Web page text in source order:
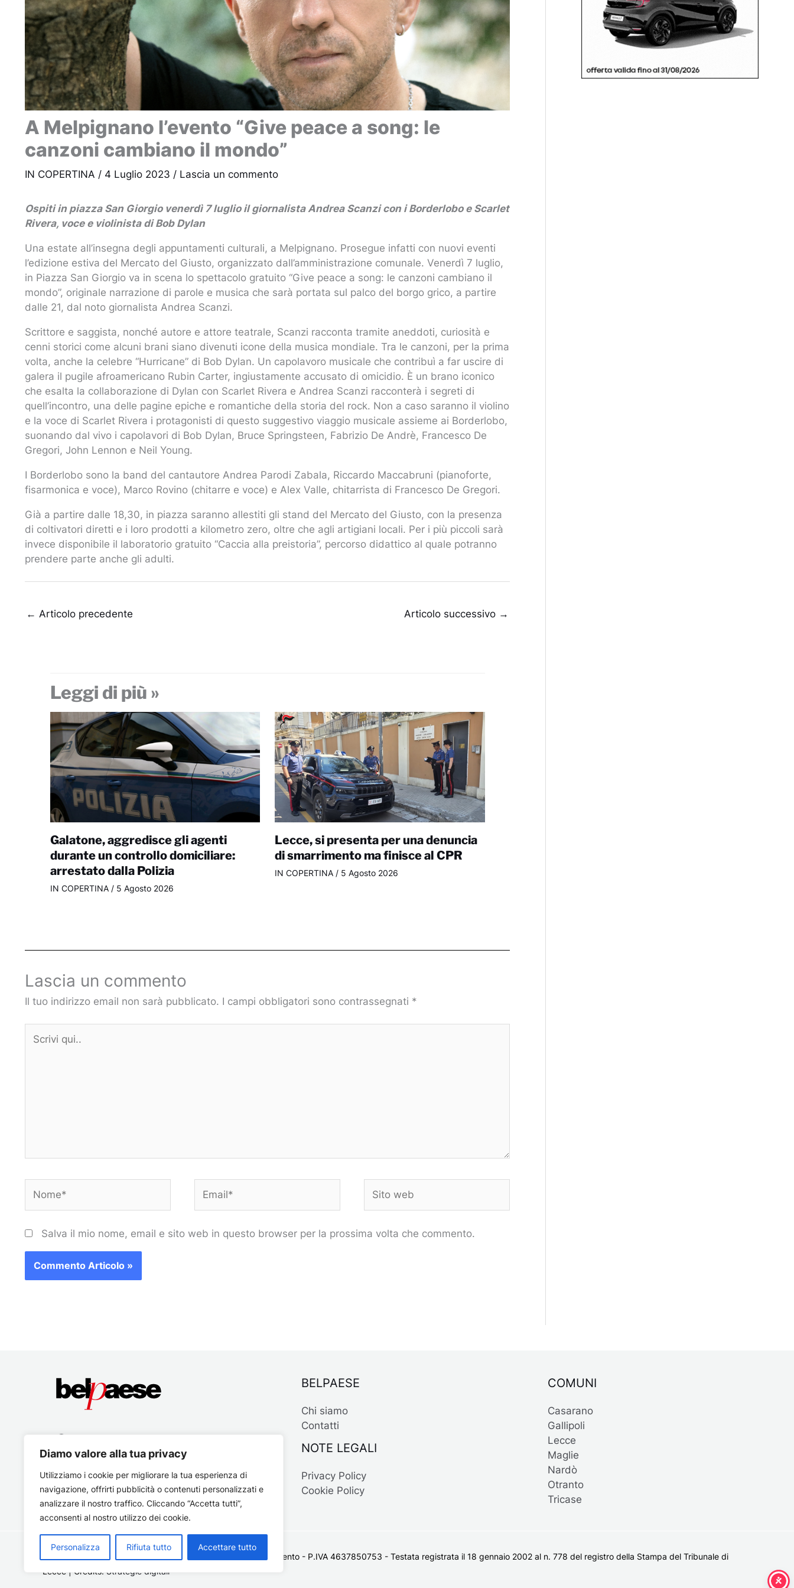
Diamo valore alla tua privacy
Utilizziamo i cookie per migliorare la tua esperienza di
navigazione, offrirti pubblicità o contenuti personalizzati e
analizzare il nostro traffico. Cliccando “Accetta tutti”,
acconsenti al nostro utilizzo dei cookie.
Personalizza Rifiuta tutto Accettare tutto
A Melpignano l’evento “Give peace a song: le
canzoni cambiano il mondo”
IN COPERTINA / 4 Luglio 2023 / Lascia un commento
Ospiti in piazza San Giorgio venerdì 7 luglio il giornalista Andrea Scanzi con i Borderlobo e Scarlet
Rivera, voce e violinista di Bob Dylan
Una estate all’insegna degli appuntamenti culturali, a Melpignano. Prosegue infatti con nuovi eventi
l’edizione estiva del Mercato del Giusto, organizzato dall’amministrazione comunale. Venerdì 7 luglio,
in Piazza San Giorgio va in scena lo spettacolo gratuito “Give peace a song: le canzoni cambiano il
mondo”, originale narrazione di parole e musica che sarà portata sul palco del borgo grico, a partire
dalle 21, dal noto giornalista Andrea Scanzi.
Scrittore e saggista, nonché autore e attore teatrale, Scanzi racconta tramite aneddoti, curiosità e
cenni storici come alcuni brani siano divenuti icone della musica mondiale. Tra le canzoni, per la prima
volta, anche la celebre “Hurricane” di Bob Dylan. Un capolavoro musicale che contribuì a far uscire di
galera il pugile afroamericano Rubin Carter, ingiustamente accusato di omicidio. È un brano iconico
che esalta la collaborazione di Dylan con Scarlet Rivera e Andrea Scanzi racconterà i segreti di
quell’incontro, una delle pagine epiche e romantiche della storia del rock. Non a caso saranno il violino
e la voce di Scarlet Rivera i protagonisti di questo suggestivo viaggio musicale assieme ai Borderlobo,
suonando dal vivo i capolavori di Bob Dylan, Bruce Springsteen, Fabrizio De Andrè, Francesco De
Gregori, John Lennon e Neil Young.
I Borderlobo sono la band del cantautore Andrea Parodi Zabala, Riccardo Maccabruni (pianoforte,
fisarmonica e voce), Marco Rovino (chitarre e voce) e Alex Valle, chitarrista di Francesco De Gregori.
Già a partire dalle 18,30, in piazza saranno allestiti gli stand del Mercato del Giusto, con la presenza
di coltivatori diretti e i loro prodotti a kilometro zero, oltre che agli artigiani locali. Per i più piccoli sarà
invece disponibile il laboratorio gratuito “Caccia alla preistoria”, percorso didattico al quale potranno
prendere parte anche gli adulti.
← Articolo precedente Articolo successivo →
Leggi di più »
Galatone, aggredisce gli agenti
durante un controllo domiciliare:
arrestato dalla Polizia
IN COPERTINA/ 5 Agosto 2026
Lecce, si presenta per una denuncia
di smarrimento ma finisce al CPR
IN COPERTINA / 5 Agosto 2026
Lascia un commento
Il tuo indirizzo email non sarà pubblicato. I campi obbligatori sono contrassegnati *
qui..
web
Salva il mio nome, email e sito web in questo browser per la prossima volta che commento.
BELPAESE
Chi siamo
Contatti
NOTE LEGALI
Privacy Policy
Cookie Policy
COMUNI
Casarano
Gallipoli
Lecce
Maglie
Nardò
Otranto
Tricase
Copyright © 2026 Belpaese | Periodico d'informazione del Salento - P.IVA 4637850753 - Testata registrata il 18 gennaio 2002 al n. 778 del registro della Stampa del Tribunale di
Lecce | Credits: Strategie digitali